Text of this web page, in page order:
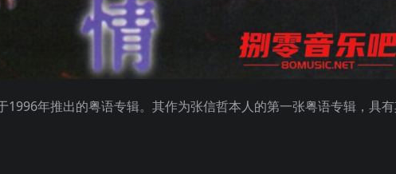
1996年推出的粤语专辑。其作为张信哲本人的第一张粤语专辑，具